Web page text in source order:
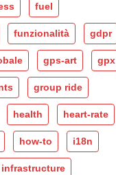
fuel
funzionalità gdpr
gps-art gpx
group ride
health heart-rate
how-to i18n
infrastructure